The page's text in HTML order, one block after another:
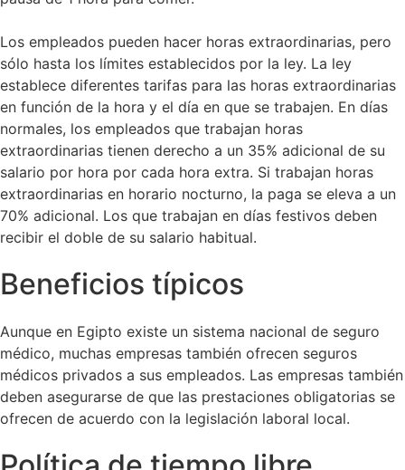
Los empleados pueden hacer horas extraordinarias, pero
sólo hasta los límites establecidos por la ley. La ley
establece diferentes tarifas para las horas extraordinarias
en función de la hora y el día en que se trabajen. En días
normales, los empleados que trabajan horas
extraordinarias tienen derecho a un 35% adicional de su
salario por hora por cada hora extra. Si trabajan horas
extraordinarias en horario nocturno, la paga se eleva a un
70% adicional. Los que trabajan en días festivos deben
recibir el doble de su salario habitual.
Beneficios típicos
Aunque en Egipto existe un sistema nacional de seguro
médico, muchas empresas también ofrecen seguros
médicos privados a sus empleados. Las empresas también
deben asegurarse de que las prestaciones obligatorias se
ofrecen de acuerdo con la legislación laboral local.